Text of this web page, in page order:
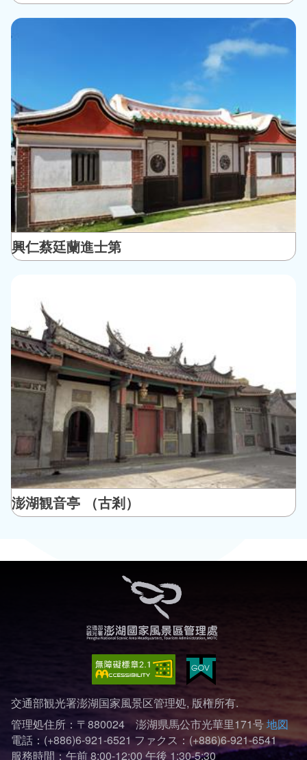
興仁蔡廷蘭進士第
澎湖観音亭 （古剎）
交通部観光署澎湖国家風景区管理処, 版権所有.
管理処住所：〒880024 澎湖県馬公市光華里171号地図
電話：(+886)6-921-6521 ファクス：(+886)6-921-6541
服務時間：午前 8:00-12:00 午後 1:30-5:30